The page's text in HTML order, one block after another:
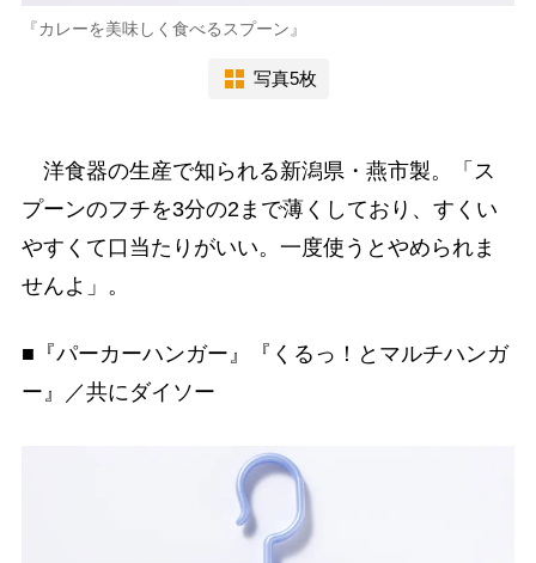
『カレーを美味しく食べるスプーン』
写真5枚
洋食器の生産で知られる新潟県・燕市製。「ス
プーンのフチを3分の2まで薄くしており、すくい
やすくて口当たりがいい。一度使うとやめられま
せんよ」。
■『パーカーハンガー』『くるっ！とマルチハンガ
ー』／共にダイソー